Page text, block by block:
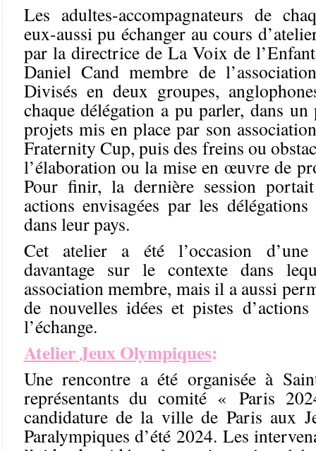
Les adultes-accompagnateurs de
eux-aussi pu échanger au cours
par la directrice de La Voix de
Daniel Cand membre de
Divisés en deux groupes,
chaque délégation a pu parler, dans
projets mis en place par son
Fraternity Cup, puis des freins ou
l’élaboration ou la mise en œuvre de
Pour finir, la dernière session
actions envisagées par les
dans leur pays.
Cet atelier a été l’occasion d’une
davantage sur le contexte dans
association membre, mais il a aussi
de nouvelles idées et pistes
l’échange.
Atelier Jeux Olympiques:
Une rencontre a été organisée à
représentants du comité « Paris
candidature de la ville de Paris aux
Paralympiques d’été 2024. Les